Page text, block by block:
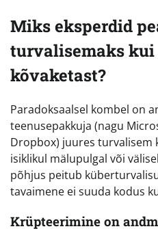
Miks eksperdid
turvalisemaks kui
kõvaketast?
Paradoksaalsel kombel on
teenusepakkuja (nagu
Dropbox) juures turvalisem
isiklikul mälupulgal või
põhjus peitub
tavaimene ei suuda kodus
Krüpteerimine on